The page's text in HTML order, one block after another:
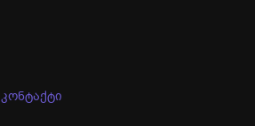
კონტაქტი